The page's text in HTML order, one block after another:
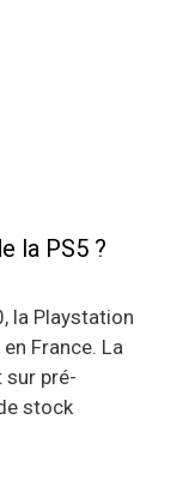
la PS5 ?
la Playstation
France. La
sur pré-
stock